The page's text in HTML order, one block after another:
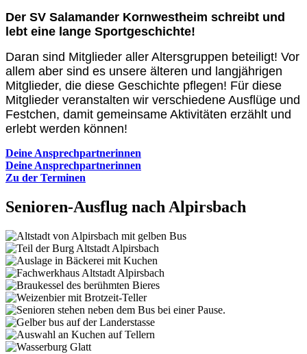
Der SV Salamander Kornwestheim schreibt und
lebt eine lange Sportgeschichte!
Daran sind Mitglieder aller Altersgruppen beteiligt! Vor
allem aber sind es unsere älteren und langjährigen
Mitglieder, die diese Geschichte pflegen! Für diese
Mitglieder veranstalten wir verschiedene Ausflüge und
Festchen, damit gemeinsame Aktivitäten erzählt und
erlebt werden können!
Deine Ansprechpartnerinnen
Deine Ansprechpartnerinnen
Zu der Terminen
Senioren-Ausflug nach Alpirsbach